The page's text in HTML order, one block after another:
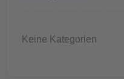
Keine Kategorien